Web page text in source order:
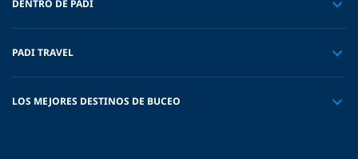
DENTRO DE PADI
PADI TRAVEL
LOS MEJORES DESTINOS DE BUCEO